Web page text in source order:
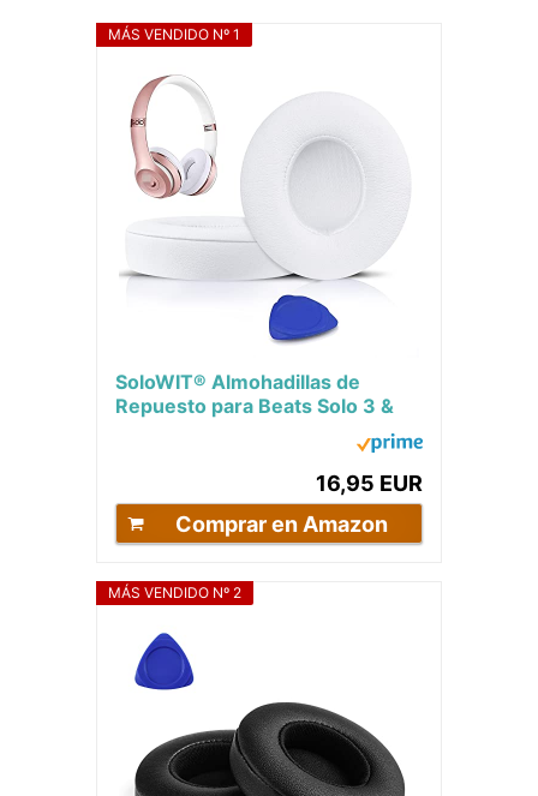
MÁS VENDIDO Nº 1
SoloWIT® Almohadillas de
Repuesto para Beats Solo 3 &
16,95 EUR
Comprar en Amazon
MÁS VENDIDO Nº 2